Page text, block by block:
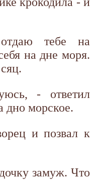
тебе на
на дне моря.
- ответил
дно морское.
и позвал к
замуж. Что